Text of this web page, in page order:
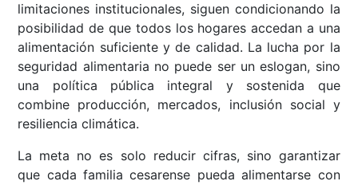
limitaciones institucionales, siguen condicionando la
posibilidad de que todos los hogares accedan a una
alimentación suficiente y de calidad. La lucha por la
seguridad alimentaria no puede ser un eslogan, sino
una política pública integral y sostenida que
combine producción, mercados, inclusión social y
resiliencia climática.
La meta no es solo reducir cifras, sino garantizar
que cada familia cesarense pueda alimentarse con